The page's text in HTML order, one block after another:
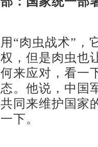
肉虫战术”，
，但是肉虫也
来应对，看一
。他说，中国
同来维护国家
下。